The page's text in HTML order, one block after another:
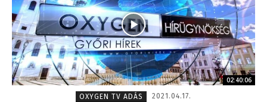
02:40:06
OXYGEN TV ADÁS
2021.04.17.